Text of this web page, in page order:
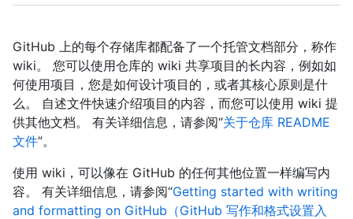
GitHub 上的每个存储库都配备了一个托管文档部分，称作
wiki。 您可以使用仓库的 wiki 共享项目的长内容，例如如
何使用项目，您是如何设计项目的，或者其核心原则是什
么。 自述文件快速介绍项目的内容，而您可以使用 wiki 提
供其他文档。 有关详细信息，请参阅“关于仓库 README
文件”。
使用 wiki，可以像在 GitHub 的任何其他位置一样编写内
容。 有关详细信息，请参阅“Getting started with writing
and formatting on GitHub（GitHub 写作和格式设置入